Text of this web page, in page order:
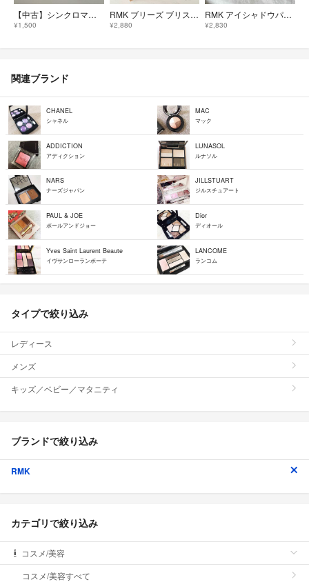
【中古】シンクロマティックアイシャドウパレットEX-12/RMK/アイシャドウ
¥1,500
RMK ブリーズ ブリス エスケープ アイズ ＆ ブラッシュ パレット
¥2,880
RMK アイシャドウパレット 03
¥2,830
関連ブランド
CHANEL
シャネル
MAC
マック
ADDICTION
アディクション
LUNASOL
ルナソル
NARS
ナーズジャパン
JILLSTUART
ジルスチュアート
PAUL & JOE
ポールアンドジョー
Dior
ディオール
Yves Saint Laurent Beaute
イヴサンローランボーテ
LANCOME
ランコム
タイプで絞り込み
レディース
メンズ
キッズ／ベビー／マタニティ
ブランドで絞り込み
RMK
カテゴリで絞り込み
コスメ/美容
コスメ/美容すべて